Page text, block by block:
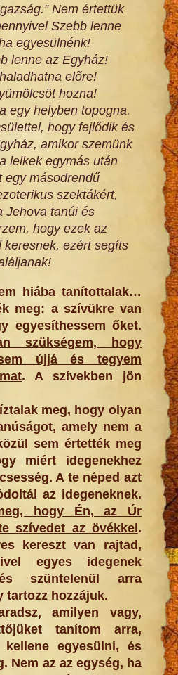
Nem értettük
Szebb lenne
egyesülnénk!
lenne az Egyház!
előre!
hozna!
egy helyben topogna.
hogy fejlődik és
amikor szemünk
lelkek egymás után
egy másodrendű
szektákért,
Jehova tanúi és
hogy ezek az
keresnek, ezért segíts
hiába tanítottalak…
meg: a szívükre van
egyesíthessem őket.
szükségem, hogy
újjá és tegyem
. A szívekben jön
meg, hogy olyan
amely nem a
sem értették meg
miért idegenekhez
A te néped azt
az idegeneknek.
hogy Én, az Úr
szívedet az övékkel.
kereszt van rajtad,
egyes idegenek
szüntelenül arra
tartozz hozzájuk.
amilyen vagy,
tanítom arra,
kellene egyesülni, és
Nem az az egység, ha